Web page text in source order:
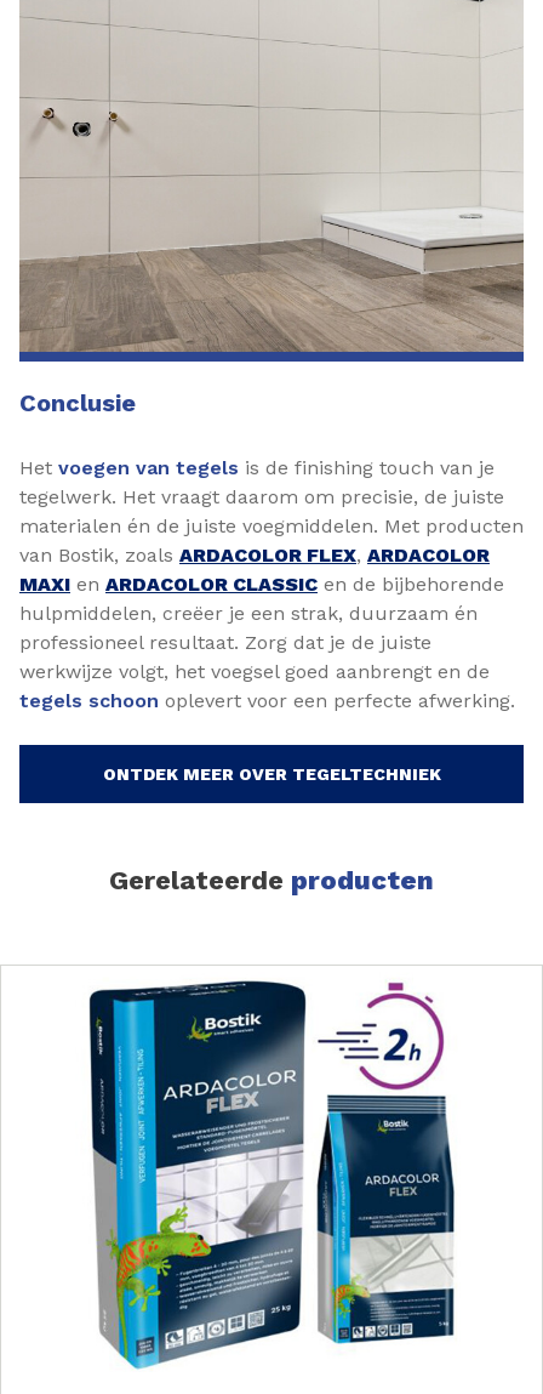
Conclusie
Het voegen van tegels is de finishing touch van je
tegelwerk. Het vraagt daarom om precisie, de juiste
materialen én de juiste voegmiddelen. Met producten
van Bostik, zoals ARDACOLOR FLEX, ARDACOLOR
MAXI en ARDACOLOR CLASSIC en de bijbehorende
hulpmiddelen, creëer je een strak, duurzaam én
professioneel resultaat. Zorg dat je de juiste
werkwijze volgt, het voegsel goed aanbrengt en de
tegels schoon oplevert voor een perfecte afwerking.
ONTDEK MEER OVER TEGELTECHNIEK
Gerelateerde producten